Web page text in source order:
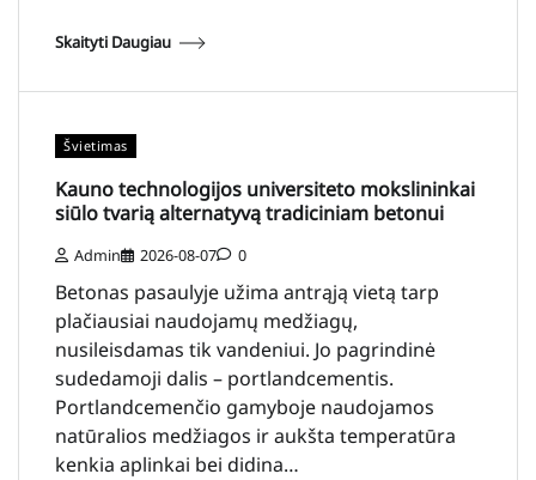
Skaityti Daugiau
Švietimas
Kauno technologijos universiteto mokslininkai
siūlo tvarią alternatyvą tradiciniam betonui
Admin 2026-08-07 0
Betonas pasaulyje užima antrąją vietą tarp
plačiausiai naudojamų medžiagų,
nusileisdamas tik vandeniui. Jo pagrindinė
sudedamoji dalis – portlandcementis.
Portlandcemenčio gamyboje naudojamos
natūralios medžiagos ir aukšta temperatūra
kenkia aplinkai bei didina…